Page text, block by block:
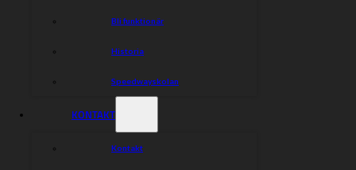
Bli funktionär
Historia
Speedwayskolan
KONTAKT
Kontakt